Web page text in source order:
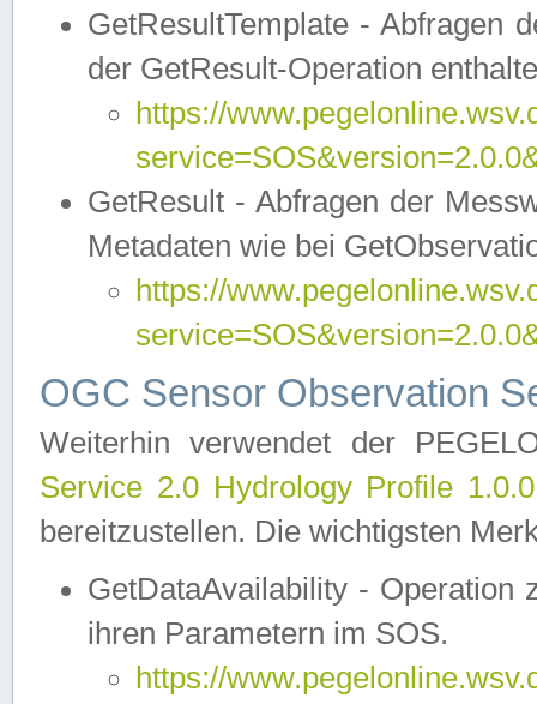
GetResultTemplate - Abfragen
der GetResult-Operation
https://
GetResult - Abfragen der
Metadaten wie bei
https://
OGC Sensor Observation
Weiterhin verwendet der
Service 2.0 Hydrology Profile
bereitzustellen. Die wichtigsten
GetDataAvailability - Operation
ihren Parametern im SOS.
https://